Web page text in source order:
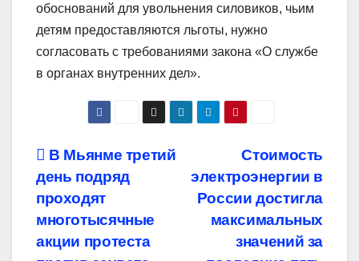
обоснований для увольнения силовиков, чьим
детям предоставляются льготы, нужно
согласовать с требованиями закона «О службе
в органах внутренних дел».
Навигация
по
записям
Стоимость
электроэнергии в
России достигла
максимальных
значений за
В Мьянме третий
день подряд
проходят
многотысячные
акции протеста